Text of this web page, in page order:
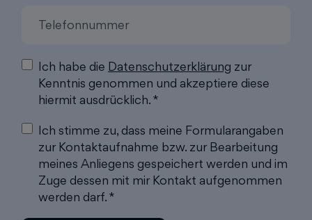
Ich habe die Datenschutzerklärung zur
Kenntnis genommen und akzeptiere diese
hiermit ausdrücklich. *
Ich stimme zu, dass meine Formularangaben
zur Kontaktaufnahme bzw. zur Bearbeitung
meines Anliegens gespeichert werden und im
Zuge dessen mit mir Kontakt aufgenommen
werden darf. *